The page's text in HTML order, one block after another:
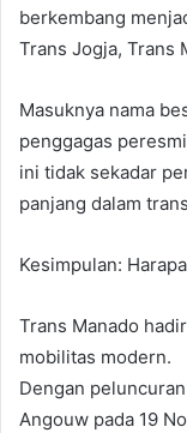
berkembang
Trans Jogja, Trans
Masuknya nama
penggagas
ini tidak sekadar
panjang dalam
Kesimpulan:
Trans Manado
mobilitas modern.
Dengan
Angouw pada 19